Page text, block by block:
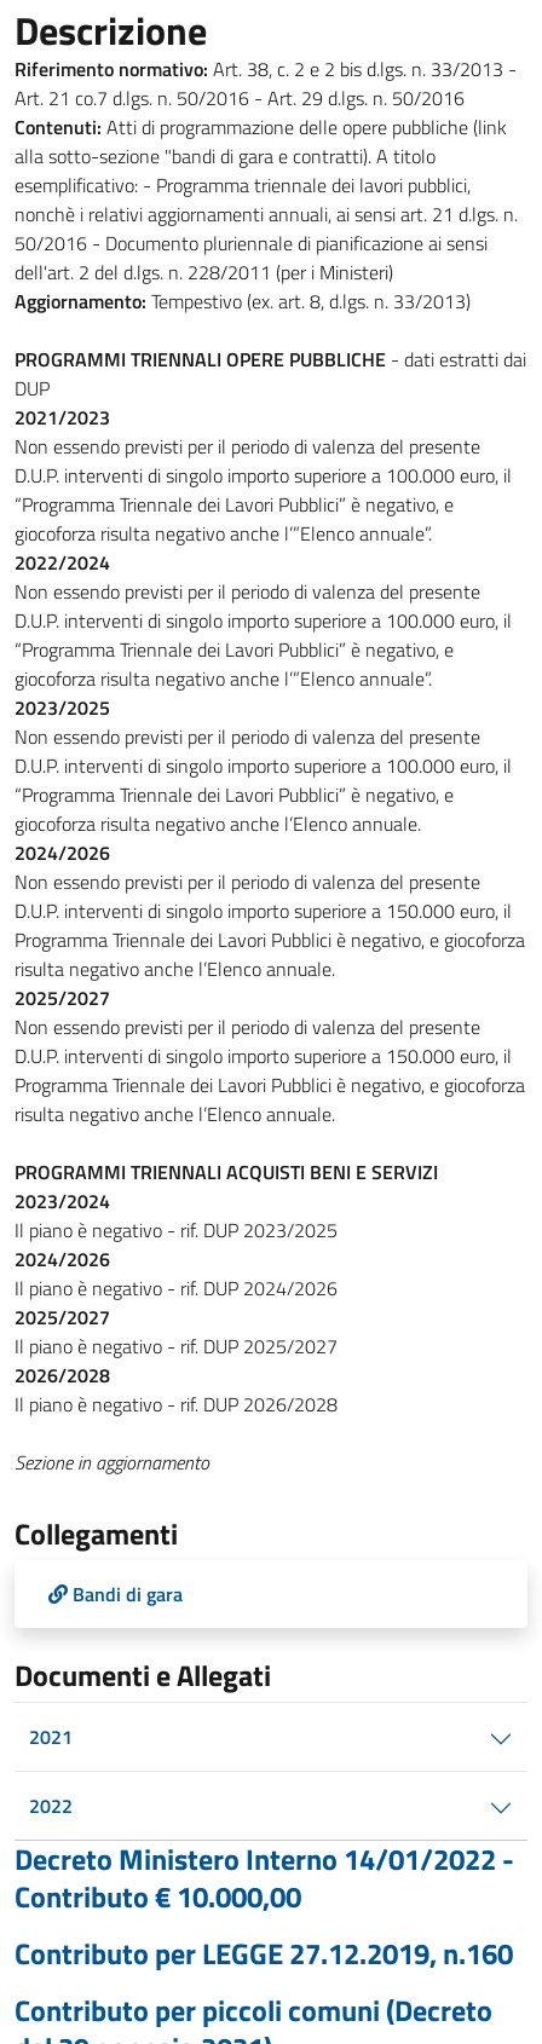
Descrizione
Riferimento normativo: Art. 38, c. 2 e 2 bis d.lgs. n. 33/2013 -
Art. 21 co.7 d.lgs. n. 50/2016 - Art. 29 d.lgs. n. 50/2016
Contenuti: Atti di programmazione delle opere pubbliche (link
alla sotto-sezione "bandi di gara e contratti). A titolo
esemplificativo: - Programma triennale dei lavori pubblici,
nonchè i relativi aggiornamenti annuali, ai sensi art. 21 d.lgs. n.
50/2016 - Documento pluriennale di pianificazione ai sensi
dell'art. 2 del d.lgs. n. 228/2011 (per i Ministeri)
Aggiornamento: Tempestivo (ex. art. 8, d.lgs. n. 33/2013)
PROGRAMMI TRIENNALI OPERE PUBBLICHE - dati estratti dai
DUP
2021/2023
Non essendo previsti per il periodo di valenza del presente
D.U.P. interventi di singolo importo superiore a 100.000 euro, il
“Programma Triennale dei Lavori Pubblici” è negativo, e
giocoforza risulta negativo anche l’”Elenco annuale”.
2022/2024
Non essendo previsti per il periodo di valenza del presente
D.U.P. interventi di singolo importo superiore a 100.000 euro, il
“Programma Triennale dei Lavori Pubblici” è negativo, e
giocoforza risulta negativo anche l’”Elenco annuale”.
2023/2025
Non essendo previsti per il periodo di valenza del presente
D.U.P. interventi di singolo importo superiore a 100.000 euro, il
“Programma Triennale dei Lavori Pubblici” è negativo, e
giocoforza risulta negativo anche l’Elenco annuale.
2024/2026
Non essendo previsti per il periodo di valenza del presente
D.U.P. interventi di singolo importo superiore a 150.000 euro, il
Programma Triennale dei Lavori Pubblici è negativo, e giocoforza
risulta negativo anche l’Elenco annuale.
2025/2027
Non essendo previsti per il periodo di valenza del presente
D.U.P. interventi di singolo importo superiore a 150.000 euro, il
Programma Triennale dei Lavori Pubblici è negativo, e giocoforza
risulta negativo anche l’Elenco annuale.
PROGRAMMI TRIENNALI ACQUISTI BENI E SERVIZI
2023/2024
Il piano è negativo - rif. DUP 2023/2025
2024/2026
Il piano è negativo - rif. DUP 2024/2026
2025/2027
Il piano è negativo - rif. DUP 2025/2027
2026/2028
Il piano è negativo - rif. DUP 2026/2028
Sezione in aggiornamento
Collegamenti
Bandi di gara
Documenti e Allegati
2021
2022
Decreto Ministero Interno 14/01/2022 -
Contributo € 10.000,00
Contributo per LEGGE 27.12.2019, n.160
Contributo per piccoli comuni (Decreto